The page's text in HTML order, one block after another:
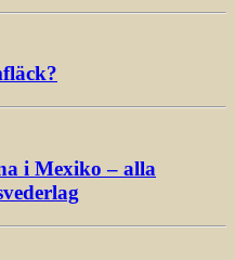
i Mexiko – alla